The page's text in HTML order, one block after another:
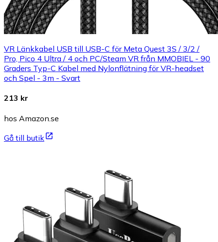
VR Länkkabel USB till USB-C för Meta Quest 3S / 3/2 /
Pro, Pico 4 Ultra / 4 och PC/Steam VR från MMOBIEL - 90
Graders Typ-C Kabel med Nylonflätning för VR-headset
och Spel - 3m - Svart
213 kr
hos Amazon.se
Gå till butik